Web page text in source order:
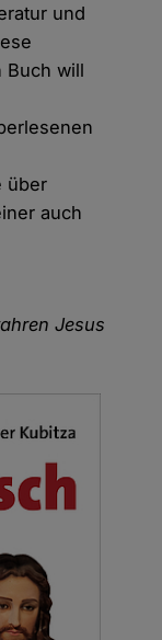
und
Buch will
über
auch
Jesus